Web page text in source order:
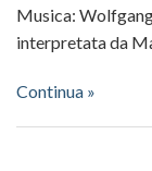
Musica:
interpretata da
Continua »